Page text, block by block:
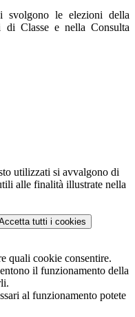
le elezioni della
di Classe e nella Consulta
utilizzati si avvalgono di
alle finalità illustrate nella
tutti i cookies
quali cookie consentire.
il funzionamento della
al funzionamento potete